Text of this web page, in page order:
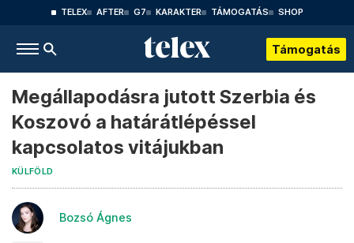
TELEX AFTER G7 KARAKTER TÁMOGATÁS SHOP
Támogatás
Megállapodásra jutott Szerbia és
Koszovó a határátlépéssel
kapcsolatos vitájukban
KÜLFÖLD
Bozsó Ágnes